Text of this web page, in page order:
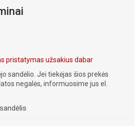
pristatymas užsakius dabar
sandėlio. Jei tiekėjas šios prekės
negalės, informuosime jus el.